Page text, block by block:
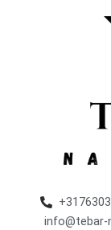
info@tebar-